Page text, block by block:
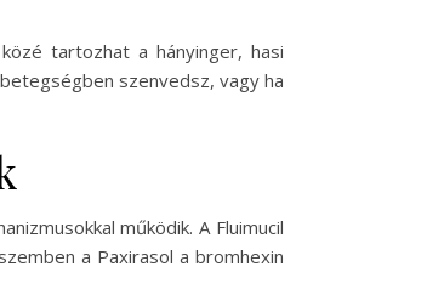
tartozhat a hányinger, hasi
szenvedsz, vagy ha
működik. A Fluimucil
a Paxirasol a bromhexin